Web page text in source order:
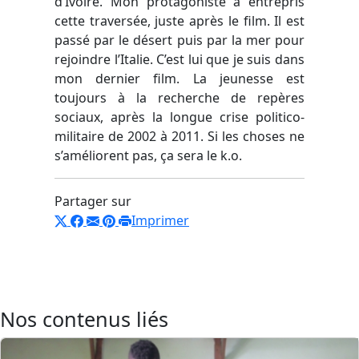
cette traversée, juste après le film. Il est
passé par le désert puis par la mer pour
rejoindre l’Italie. C’est lui que je suis dans
mon dernier film. La jeunesse est
toujours à la recherche de repères
sociaux, après la longue crise politico-
militaire de 2002 à 2011. Si les choses ne
s’améliorent pas, ça sera le k.o.
Partager sur
Imprimer
Nos contenus liés